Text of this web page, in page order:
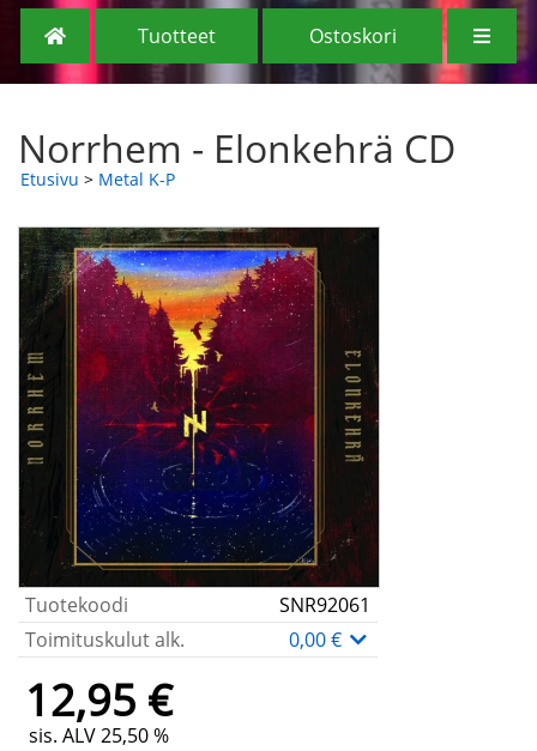
Tuotteet Ostoskori
Norrhem - Elonkehrä CD
Etusivu > Metal K-P
Tuotekoodi
SNR92061
Toimituskulut alk.
0,00 €
12,95 €
sis. ALV 25,50 %